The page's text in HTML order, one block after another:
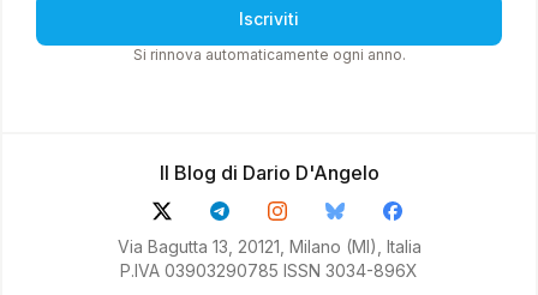
Iscriviti
Si rinnova automaticamente ogni anno.
Il Blog di Dario D'Angelo
Via Bagutta 13, 20121, Milano (MI), Italia
P.IVA 03903290785 ISSN 3034-896X